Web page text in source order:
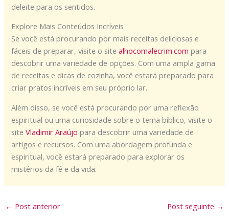
deleite para os sentidos.
Explore Mais Conteúdos Incríveis
Se você está procurando por mais receitas deliciosas e
fáceis de preparar, visite o sitealhocomalecrim.com para
descobrir uma variedade de opções. Com uma ampla gama
de receitas e dicas de cozinha, você estará preparado para
criar pratos incríveis em seu próprio lar.
Além disso, se você está procurando por uma reflexão
espiritual ou uma curiosidade sobre o tema bíblico, visite o
siteVladimir Araújo para descobrir uma variedade de
artigos e recursos. Com uma abordagem profunda e
espiritual, você estará preparado para explorar os
mistérios da fé e da vida.
← Post anterior Post seguinte →